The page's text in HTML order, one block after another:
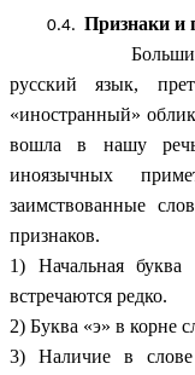
Признаки и
Большинство
русский язык,
«иностранный»
вошла в нашу
иноязычных
заимствованные
признаков.
1) Начальная буква
встречаются редко.
2) Буква «э» в корне
3) Наличие в